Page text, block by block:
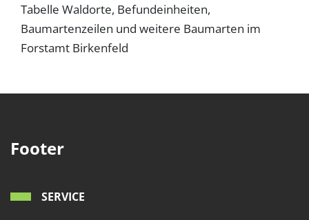
Tabelle Waldorte, Befundeinheiten,
Baumartenzeilen und weitere Baumarten im
Forstamt Birkenfeld
Footer
SERVICE